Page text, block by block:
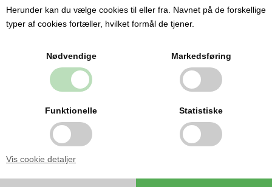
Herunder kan du vælge cookies til eller fra. Navnet på de forskellige
typer af cookies fortæller, hvilket formål de tjener.
Nødvendige Markedsføring
Funktionelle Statistiske
Vis cookie detaljer